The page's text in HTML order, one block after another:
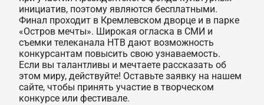
инициатив, поэтому являются бесплатными.
Финал проходит в Кремлевском дворце и в парке
«Остров мечты». Широкая огласка в СМИ и
съемки телеканала НТВ дают возможность
конкурсантам повысить свою узнаваемость.
Если вы талантливы и мечтаете рассказать об
этом миру, действуйте! Оставьте заявку на нашем
сайте, чтобы принять участие в творческом
конкурсе или фестивале.